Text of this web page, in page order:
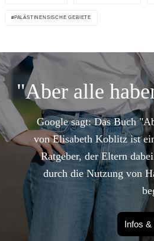
PALÄSTINENSISCHE GEBIETE
"Aber alle
Google sagt: Das Buch
von Elisabeth Koblitz ist
Ratgeber, der Eltern
durch die Nutzung von
Infos